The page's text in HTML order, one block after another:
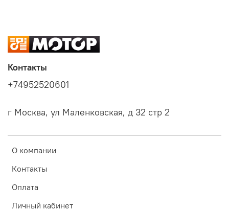
О компании
Контакты
Оплата
Личный кабинет
Контакты
+74952520601
г Москва, ул Маленковская, д 32 стр 2